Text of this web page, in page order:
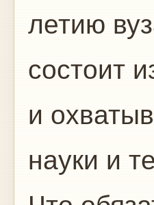
летию
состоит
и
науки и